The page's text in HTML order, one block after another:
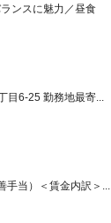
ンスに魅力／昼食
目6-25 勤務地最寄...
手当）＜賃金内訳＞...